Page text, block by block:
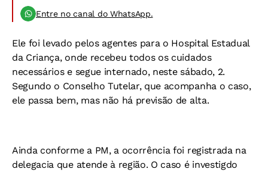
Entre no canal do WhatsApp.
Ele foi levado pelos agentes para o Hospital Estadual
da Criança, onde recebeu todos os cuidados
necessários e segue internado, neste sábado, 2.
Segundo o Conselho Tutelar, que acompanha o caso,
ele passa bem, mas não há previsão de alta.
Ainda conforme a PM, a ocorrência foi registrada na
delegacia que atende à região. O caso é investigdo